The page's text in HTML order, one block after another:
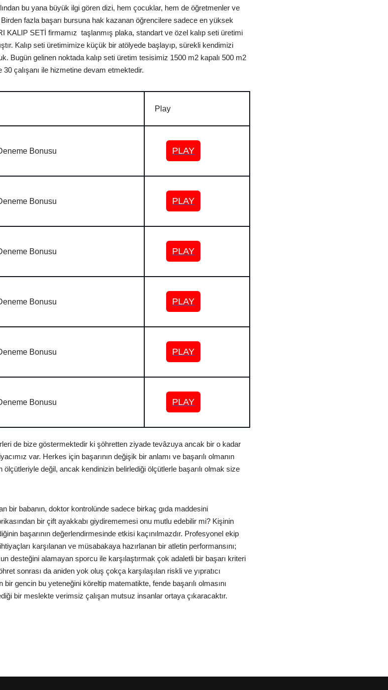
bu yana büyük ilgi gören dizi, hem çocuklar, hem de öğretmenler ve
fazla başarı bursuna hak kazanan öğrencilere sadece en yüksek
KALIP SETİ firmamız taşlanmış plaka, standart ve özel kalıp seti üretimi
Kalıp seti üretimimize küçük bir atölyede başlayıp, sürekli kendimizi
Bugün gelinen noktada kalıp seti üretim tesisimiz 1500 m2 kapalı 500 m2
çalışanı ile hizmetine devam etmektedir.
Play
Bonusu PLAY
Bonusu PLAY
Bonusu PLAY
Bonusu PLAY
Bonusu PLAY
Bonusu PLAY
de bize göstermektedir ki şöhretten ziyade tevâzuya ancak bir o kadar
var. Herkes için başarının değişik bir anlamı ve başarılı olmanın
ölçütleriyle değil, ancak kendinizin belirlediği ölçütlerle başarılı olmak size
bir babanın, doktor kontrolünde sadece birkaç gıda maddesini
bir çift ayakkabı giydirememesi onu mutlu edebilir mi? Kişinin
başarının değerlendirmesinde etkisi kaçınılmazdır. Profesyonel ekip
karşılanan ve müsabakaya hazırlanan bir atletin performansını;
desteğini alamayan sporcu ile karşılaştırmak çok adaletli bir başarı kriteri
sonrası da aniden yok oluş çokça karşılaşılan riskli ve yıpratıcı
gencin bu yeteneğini köreltip matematikte, fende başarılı olmasını
bir meslekte verimsiz çalışan mutsuz insanlar ortaya çıkaracaktır.